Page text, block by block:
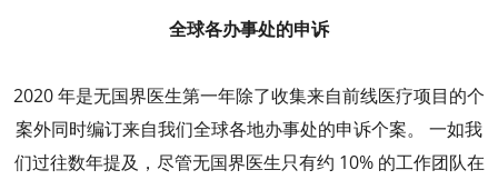
全球各办事处的申诉
2020 年是无国界医生第一年除了收集来自前线医疗项目的个
案外同时编订来自我们全球各地办事处的申诉个案。 一如我
们过往数年提及，尽管无国界医生只有约 10% 的工作团队在